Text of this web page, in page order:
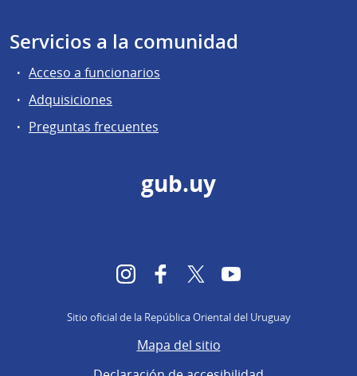
Servicios a la comunidad
Acceso a funcionarios
Adquisiciones
Preguntas frecuentes
gub.uy
InstagramFacebookTwitterYouTube
Sitio oficial de la República Oriental del Uruguay
Mapa del sitio